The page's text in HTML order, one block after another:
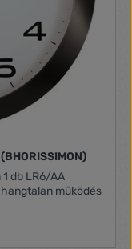
működés